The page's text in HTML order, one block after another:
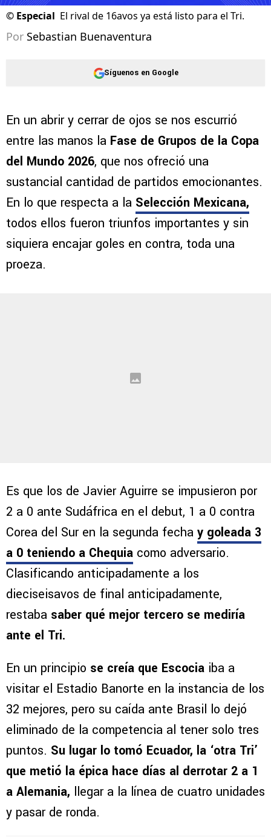
© Especial El rival de 16avos ya está listo para el Tri.
Por Sebastian Buenaventura
Síguenos en Google
En un abrir y cerrar de ojos se nos escurrió
entre las manos la Fase de Grupos de la Copa
del Mundo 2026, que nos ofreció una
sustancial cantidad de partidos emocionantes.
En lo que respecta a la Selección Mexicana,
todos ellos fueron triunfos importantes y sin
siquiera encajar goles en contra, toda una
proeza.
Es que los de Javier Aguirre se impusieron por
2 a 0 ante Sudáfrica en el debut, 1 a 0 contra
Corea del Sur en la segunda fecha y goleada 3
a 0 teniendo a Chequia como adversario.
Clasificando anticipadamente a los
dieciseisavos de final anticipadamente,
restaba saber qué mejor tercero se mediría
ante el Tri.
En un principio se creía que Escocia iba a
visitar el Estadio Banorte en la instancia de los
32 mejores, pero su caída ante Brasil lo dejó
eliminado de la competencia al tener solo tres
puntos. Su lugar lo tomó Ecuador, la ‘otra Tri’
que metió la épica hace días al derrotar 2 a 1
a Alemania, llegar a la línea de cuatro unidades
y pasar de ronda.